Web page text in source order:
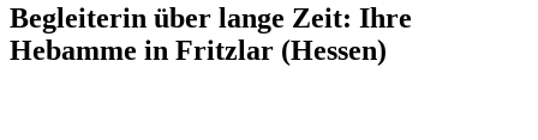
Begleiterin über lange Zeit: Ihre
Hebamme in Fritzlar (Hessen)